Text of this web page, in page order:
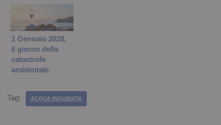
1 Gennaio 2028,
il giorno della
catastrofe
ambientale
Tag: ACQUA INQUINATA